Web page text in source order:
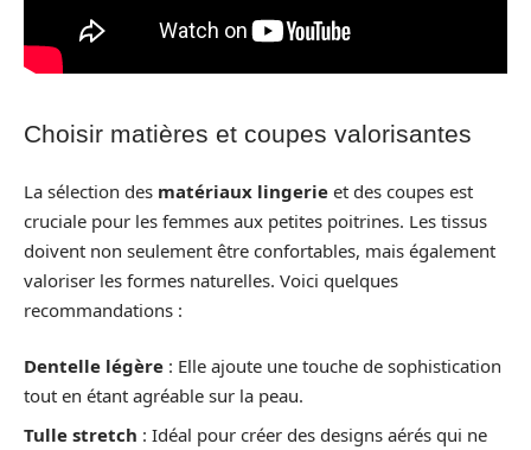
Choisir matières et coupes valorisantes
La sélection des matériaux lingerie et des coupes est
cruciale pour les femmes aux petites poitrines. Les tissus
doivent non seulement être confortables, mais également
valoriser les formes naturelles. Voici quelques
recommandations :
Dentelle légère : Elle ajoute une touche de sophistication
tout en étant agréable sur la peau.
Tulle stretch : Idéal pour créer des designs aérés qui ne